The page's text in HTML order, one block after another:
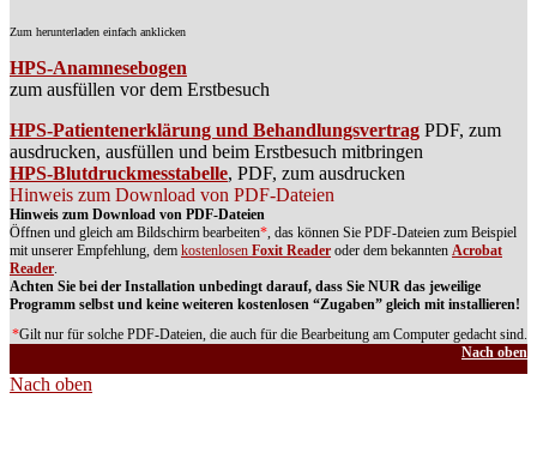
Zum herunterladen einfach anklicken
HPS-Anamnesebogen
zum ausfüllen vor dem Erstbesuch
HPS-Patientenerklärung und Behandlungsvertrag PDF, zum
ausdrucken, ausfüllen und beim Erstbesuch mitbringen
HPS-Blutdruckmesstabelle, PDF, zum ausdrucken
Hinweis zum Download von PDF-Dateien
Hinweis zum Download von PDF-Dateien
Öffnen und gleich am Bildschirm bearbeiten*, das können Sie PDF-Dateien zum Beispiel
mit unserer Empfehlung, dem kostenlosen Foxit Reader oder dem bekannten Acrobat
Reader.
Achten Sie bei der Installation unbedingt darauf, dass Sie NUR das jeweilige
Programm selbst und keine weiteren kostenlosen “Zugaben” gleich mit installieren!
*Gilt nur für solche PDF-Dateien, die auch für die Bearbeitung am Computer gedacht sind.
Nach oben
Nach oben